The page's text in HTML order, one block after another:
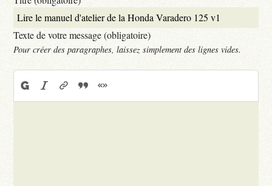
Texte de votre message (obligatoire)
Pour créer des paragraphes, laissez simplement des lignes vides.